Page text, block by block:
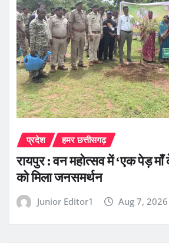
प्रदेश हमर छत्तीसगढ़
रायपुर : वन महोत्सव में ‘एक पेड़
को मिला जनसमर्थन
Junior Editor1 Aug 7, 2026